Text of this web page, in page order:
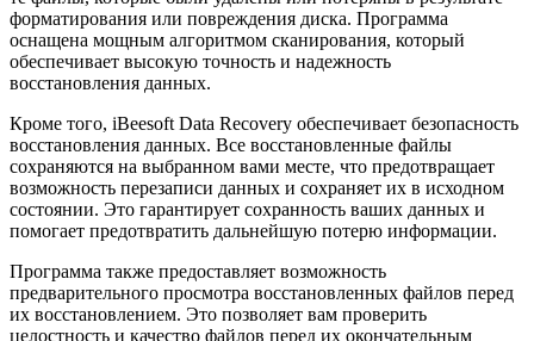
форматирования или повреждения диска. Программа
оснащена мощным алгоритмом сканирования, который
обеспечивает высокую точность и надежность
восстановления данных.
Кроме того, iBeesoft Data Recovery обеспечивает безопасность
восстановления данных. Все восстановленные файлы
сохраняются на выбранном вами месте, что предотвращает
возможность перезаписи данных и сохраняет их в исходном
состоянии. Это гарантирует сохранность ваших данных и
помогает предотвратить дальнейшую потерю информации.
Программа также предоставляет возможность
предварительного просмотра восстановленных файлов перед
их восстановлением. Это позволяет вам проверить
целостность и качество файлов перед их окончательным